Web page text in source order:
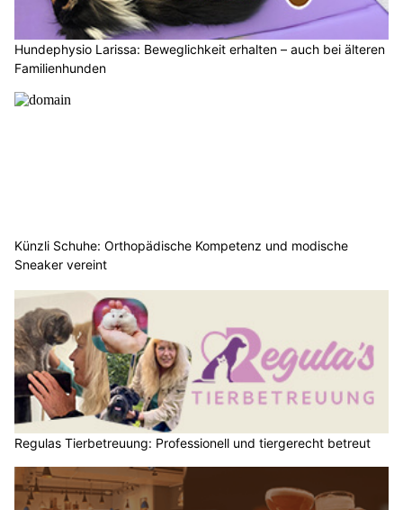
Hundephysio Larissa: Beweglichkeit erhalten – auch bei älteren
Familienhunden
Künzli Schuhe: Orthopädische Kompetenz und modische
Sneaker vereint
Regulas Tierbetreuung: Professionell und tiergerecht betreut